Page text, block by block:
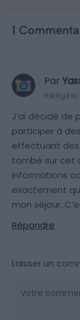
1
Par
Rédigé
J’ai décidé de
participer à
effectuant des
tombé sur cet
informations
exactement
mon séjour.
Répondre
Laisser un